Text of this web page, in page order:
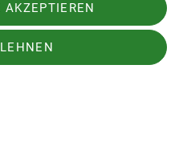
Datenschutz-Einstellungen
Barrierefreiheitserklärung
AKZEPTIEREN